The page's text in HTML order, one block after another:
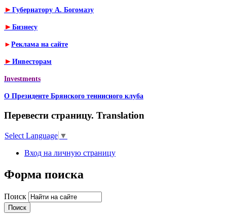
► Губернатору А. Богомазу
► Бизнесу
► Реклама на сайте
► Инвесторам
Investments
О Президенте Брянского теннисного клуба
Перевести страницу. Translation
Select Language ▼
Вход на личную страницу
Форма поиска
Поиск